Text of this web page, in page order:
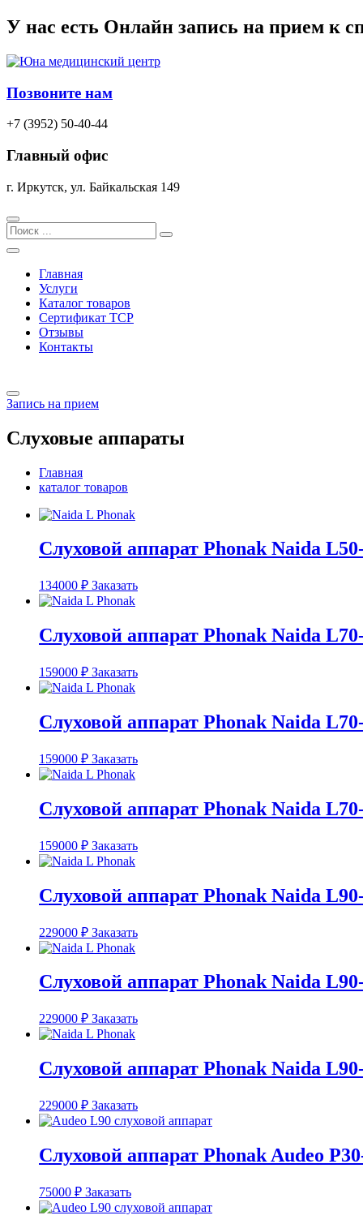
Перейти
к
содержимому
У нас есть Онлайн запись на прием к
Позвоните нам
+7 (3952) 50-40-44
Главный офис
г. Иркутск, ул. Байкальская 149
Search
Главная
Услуги
Каталог товаров
Сертификат TCP
Отзывы
Контакты
Запись на прием
Слуховые аппараты
Главная
каталог товаров
Слуховой аппарат Phonak Naida
134000 ₽ Заказать
Слуховой аппарат Phonak Naida
159000 ₽ Заказать
Слуховой аппарат Phonak Naida
159000 ₽ Заказать
Слуховой аппарат Phonak Naida
159000 ₽ Заказать
Слуховой аппарат Phonak Naida
229000 ₽ Заказать
Слуховой аппарат Phonak Naida
229000 ₽ Заказать
Слуховой аппарат Phonak Naida
229000 ₽ Заказать
Слуховой аппарат Phonak Audeo
75000 ₽ Заказать